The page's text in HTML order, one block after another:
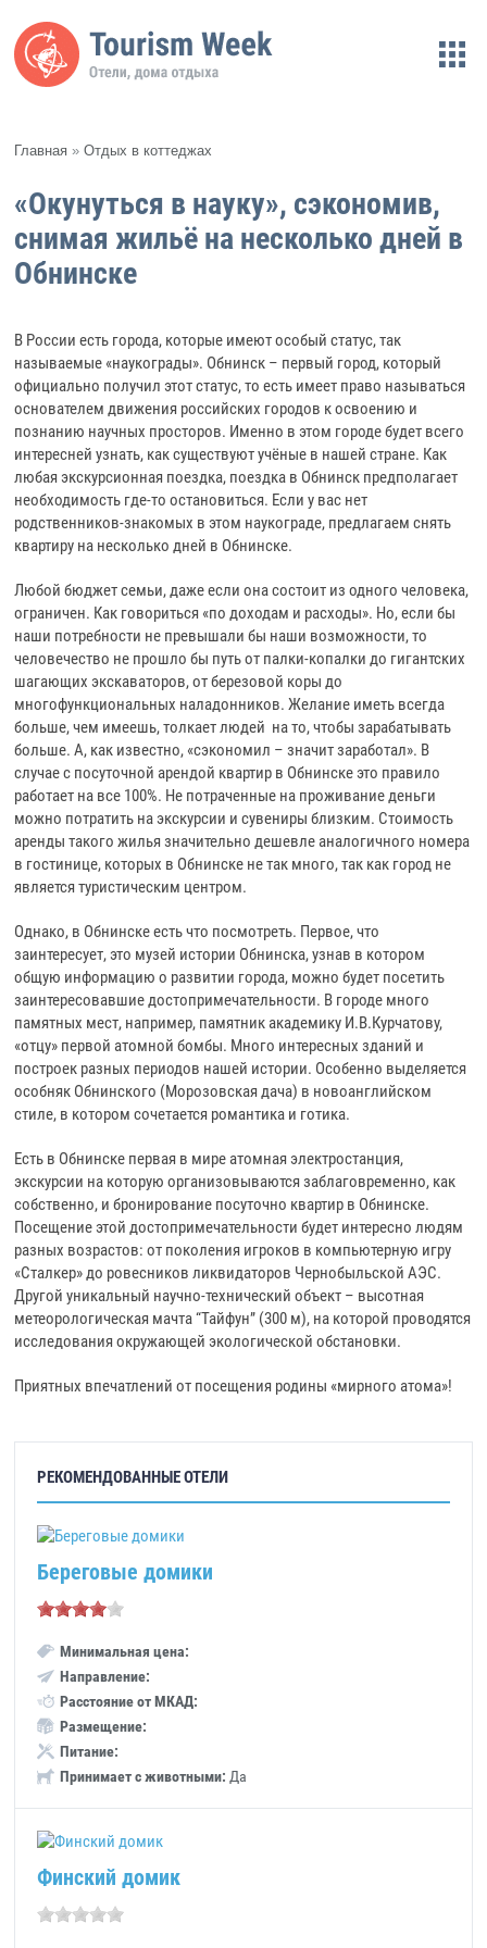
Главная »Отдых в коттеджах
«Окунуться в науку», сэкономив,
снимая жильё на несколько дней в
Обнинске
В России есть города, которые имеют особый статус, так
называемые «наукограды». Обнинск – первый город, который
официально получил этот статус, то есть имеет право называться
основателем движения российских городов к освоению и
познанию научных просторов. Именно в этом городе будет всего
интересней узнать, как существуют учёные в нашей стране. Как
любая экскурсионная поездка, поездка в Обнинск предполагает
необходимость где-то остановиться. Если у вас нет
родственников-знакомых в этом наукограде, предлагаем снять
квартиру на несколько дней в Обнинске.
Любой бюджет семьи, даже если она состоит из одного человека,
ограничен. Как говориться «по доходам и расходы». Но, если бы
наши потребности не превышали бы наши возможности, то
человечество не прошло бы путь от палки-копалки до гигантских
шагающих экскаваторов, от березовой коры до
многофункциональных наладонников. Желание иметь всегда
больше, чем имеешь, толкает людей на то, чтобы зарабатывать
больше. А, как известно, «сэкономил – значит заработал». В
случае с посуточной арендой квартир в Обнинске это правило
работает на все 100%. Не потраченные на проживание деньги
можно потратить на экскурсии и сувениры близким. Стоимость
аренды такого жилья значительно дешевле аналогичного номера
в гостинице, которых в Обнинске не так много, так как город не
является туристическим центром.
Однако, в Обнинске есть что посмотреть. Первое, что
заинтересует, это музей истории Обнинска, узнав в котором
общую информацию о развитии города, можно будет посетить
заинтересовавшие достопримечательности. В городе много
памятных мест, например, памятник академику И.В.Курчатову,
«отцу» первой атомной бомбы. Много интересных зданий и
построек разных периодов нашей истории. Особенно выделяется
особняк Обнинского (Морозовская дача) в новоанглийском
стиле, в котором сочетается романтика и готика.
Есть в Обнинске первая в мире атомная электростанция,
экскурсии на которую организовываются заблаговременно, как
собственно, и бронирование посуточно квартир в Обнинске.
Посещение этой достопримечательности будет интересно людям
разных возрастов: от поколения игроков в компьютерную игру
«Сталкер» до ровесников ликвидаторов Чернобыльской АЭС.
Другой уникальный научно-технический объект – высотная
метеорологическая мачта “Тайфун” (300 м), на которой проводятся
исследования окружающей экологической обстановки.
Приятных впечатлений от посещения родины «мирного атома»!
РЕКОМЕНДОВАННЫЕ ОТЕЛИ
Береговые домики
Минимальная цена:
Направление:
Расстояние от МКАД:
Размещение:
Питание:
Принимает с животными: Да
Финский домик